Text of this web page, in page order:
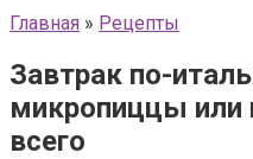
Главная » Рецепты
Завтрак по-
микропиццы или
всего